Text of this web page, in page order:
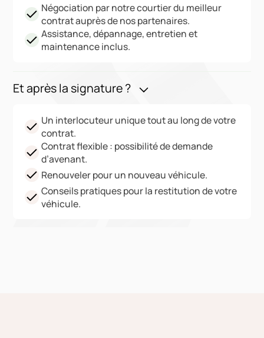
Négociation par notre courtier du meilleur
contrat auprès de nos partenaires.
Assistance, dépannage, entretien et
maintenance inclus.
Et après la signature ?
Un interlocuteur unique tout au long de votre
contrat.
Contrat flexible : possibilité de demande
d’avenant.
Renouveler pour un nouveau véhicule.
Conseils pratiques pour la restitution de votre
véhicule.